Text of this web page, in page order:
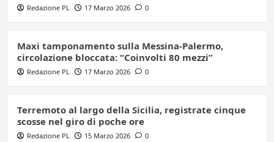
Redazione PL 17 Marzo 2026 0
Maxi tamponamento sulla Messina-Palermo,
circolazione bloccata: “Coinvolti 80 mezzi”
Redazione PL 17 Marzo 2026 0
Terremoto al largo della Sicilia, registrate cinque
scosse nel giro di poche ore
Redazione PL 15 Marzo 2026 0